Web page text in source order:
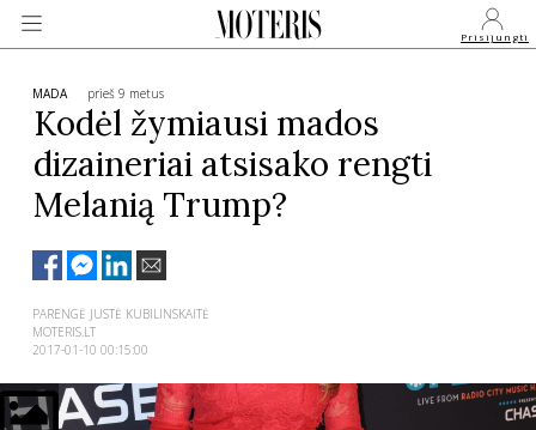
Prisijungti
VEIDAI
MADA
MADA prieš 9 metus
Kodėl žymiausi mados
dizaineriai atsisako rengti
Melanią Trump?
PARENGĖ JUSTĖ KUBILINSKAITĖ
MOTERIS.LT
2017-01-10 00:15:00